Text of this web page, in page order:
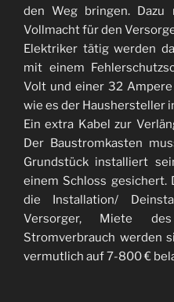
den Weg bringen.
Vollmacht für den
Elektriker tätig werden
mit einem
Volt und einer 32
wie es der Haushersteller
Ein extra Kabel zur
Der Baustromkasten
Grundstück installiert
einem Schloss gesichert.
die Installation/
Versorger, Miete
Stromverbrauch werden
vermutlich auf 7-800 €